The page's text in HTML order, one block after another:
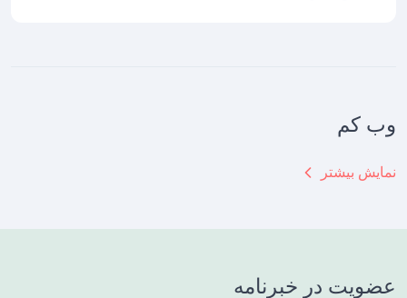
وب کم
عضویت در خبرنامه